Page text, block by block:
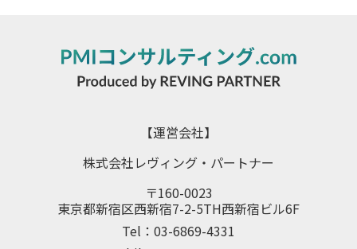
【運営会社】
株式会社レヴィング・パートナー
〒160-0023
東京都新宿区西新宿7-2-5TH西新宿ビル6F
Tel：03-6869-4331